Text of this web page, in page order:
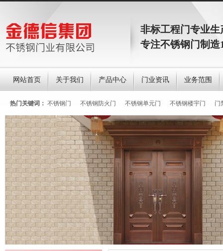
非标工程门专业生
专注不锈钢门制
网站首页 关于我们 产品中心 门业资讯 业务范围
热门关键词： 不锈钢门 不锈钢防火门 不锈钢单元门 不锈钢楼宇门 门